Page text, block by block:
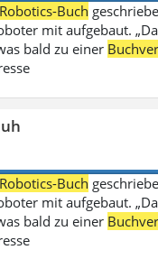
Buch
mit aufgebaut.
bald zu einer
Buch
mit aufgebaut.
bald zu einer